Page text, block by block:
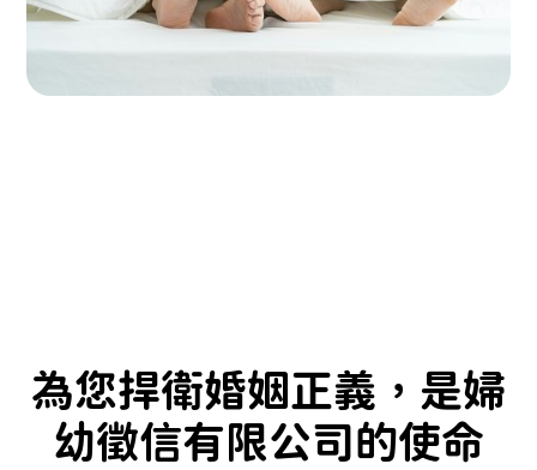
為您捍衛婚姻正義，是婦
幼徵信有限公司的使命